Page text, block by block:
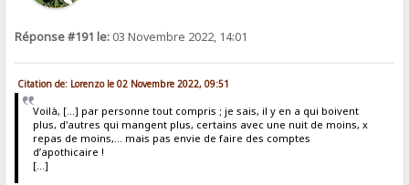
Réponse #191 le: 03 Novembre 2022, 14:01
Citation de: Lorenzo le 02 Novembre 2022, 09:51
Voilà, [...] par personne tout compris ; je sais, il y en a qui boivent
plus, d'autres qui mangent plus, certains avec une nuit de moins, x
repas de moins,... mais pas envie de faire des comptes
d’apothicaire !
[...]